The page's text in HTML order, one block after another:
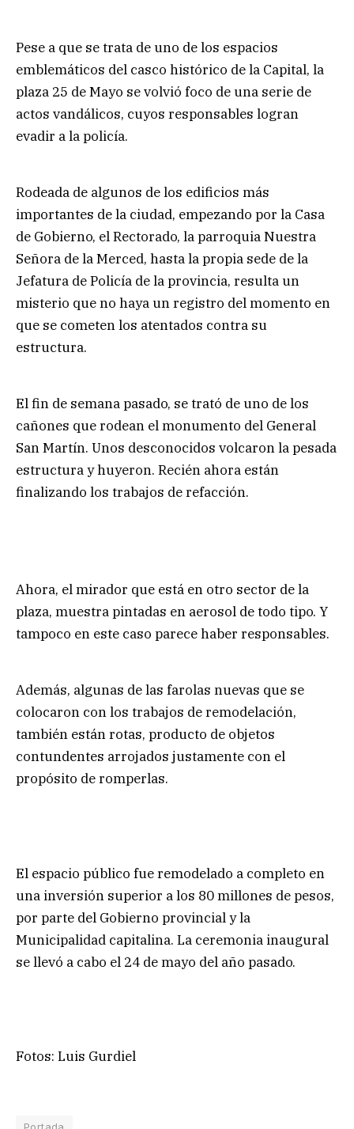
Pese a que se trata de uno de los espacios
emblemáticos del casco histórico de la Capital, la
plaza 25 de Mayo se volvió foco de una serie de
actos vandálicos, cuyos responsables logran
evadir a la policía.
Rodeada de algunos de los edificios más
importantes de la ciudad, empezando por la Casa
de Gobierno, el Rectorado, la parroquia Nuestra
Señora de la Merced, hasta la propia sede de la
Jefatura de Policía de la provincia, resulta un
misterio que no haya un registro del momento en
que se cometen los atentados contra su
estructura.
El fin de semana pasado, se trató de uno de los
cañones que rodean el monumento del General
San Martín. Unos desconocidos volcaron la pesada
estructura y huyeron. Recién ahora están
finalizando los trabajos de refacción.
Ahora, el mirador que está en otro sector de la
plaza, muestra pintadas en aerosol de todo tipo. Y
tampoco en este caso parece haber responsables.
Además, algunas de las farolas nuevas que se
colocaron con los trabajos de remodelación,
también están rotas, producto de objetos
contundentes arrojados justamente con el
propósito de romperlas.
El espacio público fue remodelado a completo en
una inversión superior a los 80 millones de pesos,
por parte del Gobierno provincial y la
Municipalidad capitalina. La ceremonia inaugural
se llevó a cabo el 24 de mayo del año pasado.
Fotos: Luis Gurdiel